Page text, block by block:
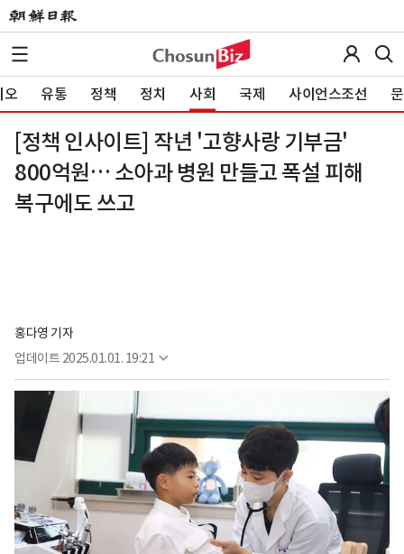
오 유통 정책 정치 사회 국제 사이언스조선
[정책 인사이트] 작년 '고향사랑 기부금'
800억원… 소아과 병원 만들고 폭설 피해
복구에도 쓰고
홍다영 기자
업데이트 2025.01.01. 19:21